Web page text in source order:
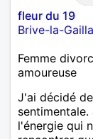
fleur du 19
Brive-la-
Femme
amoureuse
J'ai décidé
l'énergie qui